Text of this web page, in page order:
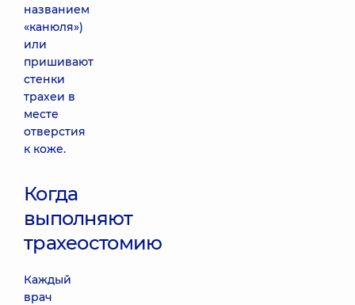
названием
«канюля»)
или
пришивают
стенки
трахеи в
месте
отверстия
к коже.
Когда
выполняют
трахеостомию
Каждый
врач